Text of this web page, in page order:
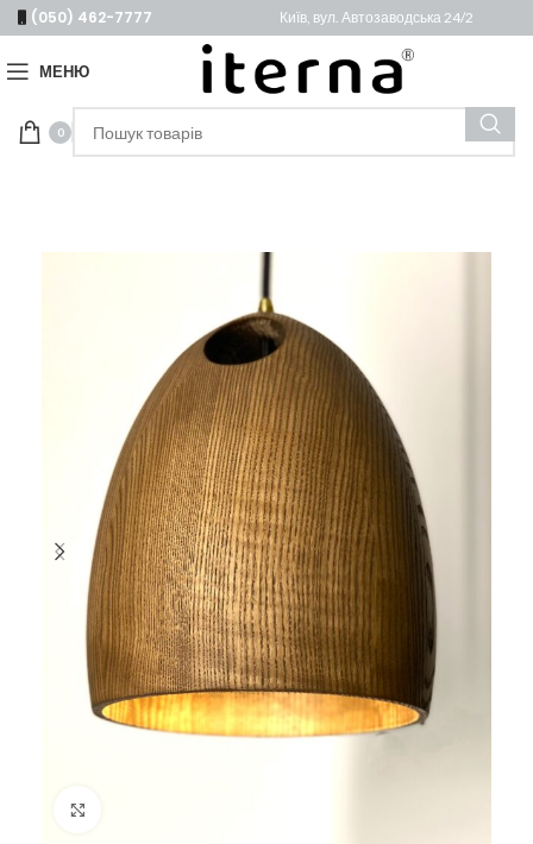
(050) 462-7777 Київ, вул. Автозаводська 24/2
МЕНЮ
0